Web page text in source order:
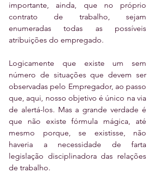
importante, ainda, que no próprio
contrato de trabalho, sejam
enumeradas todas as possíveis
atribuições do empregado.
Logicamente que existe um sem
número de situações que devem ser
observadas pelo Empregador, ao passo
que, aqui, nosso objetivo é único na via
de alertá-los. Mas a grande verdade é
que não existe fórmula mágica, até
mesmo porque, se existisse, não
haveria a necessidade de farta
legislação disciplinadora das relações
de trabalho.